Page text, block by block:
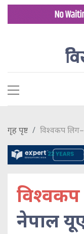
गृह पृष्ट विश्वकप
नेपाल